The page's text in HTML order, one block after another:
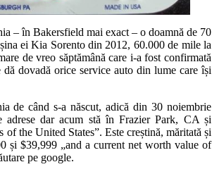
– în Bakersfield mai exact – o doamnă de 70
ei Kia Sorento din 2012, 60.000 de mile la
de vreo săptămână care i-a fost confirmată
dovadă orice service auto din lume care își
de când s-a născut, adică din 30 noiembrie
dar acum stă în Frazier Park, CA și
the United States”. Este creștină, măritată și
și $39,999 „and a current net worth value of
pe google.